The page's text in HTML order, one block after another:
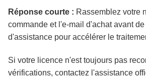
Réponse courte : Rassemblez votre
commande et l'e-mail d'achat avant
d'assistance pour accélérer le
Si votre licence n'est toujours pas
vérifications, contactez l'assistance